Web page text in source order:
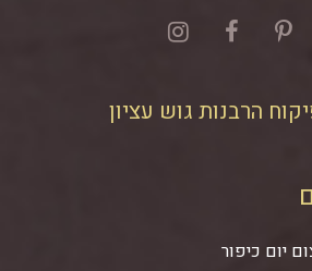
הרבנות גוש עציון
יום כיפור